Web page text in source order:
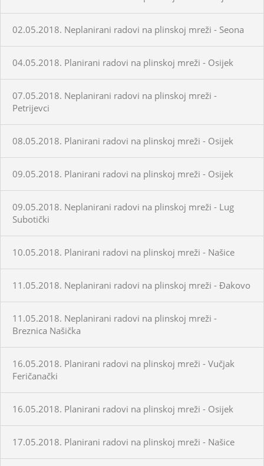
02.05.2018. Neplanirani radovi na plinskoj mreži - Seona
04.05.2018. Planirani radovi na plinskoj mreži - Osijek
07.05.2018. Neplanirani radovi na plinskoj mreži -
Petrijevci
08.05.2018. Planirani radovi na plinskoj mreži - Osijek
09.05.2018. Planirani radovi na plinskoj mreži - Osijek
09.05.2018. Neplanirani radovi na plinskoj mreži - Lug
Subotički
10.05.2018. Planirani radovi na plinskoj mreži - Našice
11.05.2018. Neplanirani radovi na plinskoj mreži - Đakovo
11.05.2018. Neplanirani radovi na plinskoj mreži -
Breznica Našička
16.05.2018. Planirani radovi na plinskoj mreži - Vučjak
Feričanački
16.05.2018. Planirani radovi na plinskoj mreži - Osijek
17.05.2018. Planirani radovi na plinskoj mreži - Našice